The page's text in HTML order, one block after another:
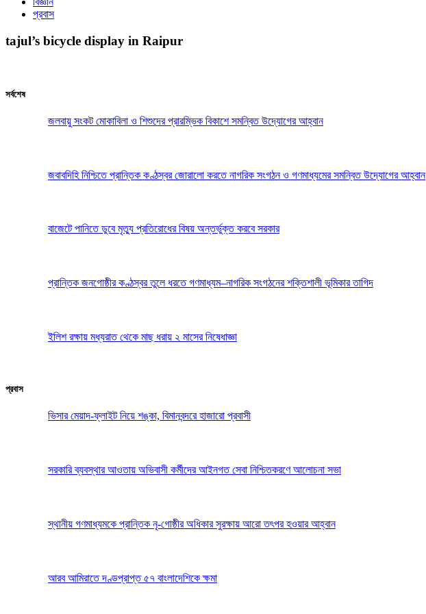
প্রবাস
tajul’s bicycle display in Raipur
সর্বশেষ
জলবায়ু সংকট মোকাবিলা ও শিশুদের প্রারম্ভিক বিকাশে সমন্বিত উদ্যোগের আহ্বান
জবাবদিহি নিশ্চিতে প্রান্তিক কণ্ঠস্বর জোরালো করতে নাগরিক সংগঠন ও গণমাধ্যমের সমন্বিত উদ্যোগের আহ্বান
বাজেটে পানিতে ডুবে মৃত্যু প্রতিরোধের বিষয় অন্তর্ভুক্ত করবে সরকার
প্রান্তিক জনগোষ্ঠীর কণ্ঠস্বর তুলে ধরতে গণমাধ্যম–নাগরিক সংগঠনের শক্তিশালী ভূমিকার তাগিদ
ইলিশ রক্ষায় মধ্যরাত থেকে মাছ ধরায় ২ মাসের নিষেধাজ্ঞা
প্রবাস
ভিসার মেয়াদ-ফ্লাইট নিয়ে শঙ্কা, বিমানবন্দরে হাজারো প্রবাসী
সরকারি ব্যবস্থার আওতায় অভিবাসী কর্মীদের আইনগত সেবা নিশ্চিতকরণে আলোচনা সভা
স্থানীয় গণমাধ্যমকে প্রান্তিক নৃ-গোষ্ঠীর অধিকার সুরক্ষায় আরো তৎপর হওয়ার আহ্বান
আরব আমিরাতে দণ্ডপ্রাপ্ত ৫৭ বাংলাদেশিকে ক্ষমা